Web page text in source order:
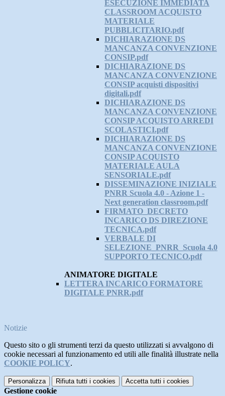
ESECUZIONE IMMEDIATA
CLASSROOM ACQUISTO
MATERIALE
PUBBLICITARIO.pdf
DICHIARAZIONE DS
MANCANZA CONVENZIONE
CONSIP.pdf
DICHIARAZIONE DS
MANCANZA CONVENZIONE
CONSIP acquisti dispositivi
digitali.pdf
DICHIARAZIONE DS
MANCANZA CONVENZIONE
CONSIP ACQUISTO ARREDI
SCOLASTICI.pdf
DICHIARAZIONE DS
MANCANZA CONVENZIONE
CONSIP ACQUISTO
MATERIALE AULA
SENSORIALE.pdf
DISSEMINAZIONE INIZIALE
PNRR Scuola 4.0 - Azione 1 -
Next generation classroom.pdf
FIRMATO_DECRETO
INCARICO DS DIREZIONE
TECNICA.pdf
VERBALE DI
SELEZIONE_PNRR_Scuola 4.0
SUPPORTO TECNICO.pdf
ANIMATORE DIGITALE
LETTERA INCARICO FORMATORE
DIGITALE PNRR.pdf
Notizie
Questo sito o gli strumenti terzi da questo utilizzati si avvalgono di
cookie necessari al funzionamento ed utili alle finalità illustrate nella
COOKIE POLICY.
Personalizza Rifiuta tutti i cookies Accetta tutti i cookies
Gestione cookie